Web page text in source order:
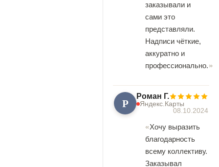
заказывали и
сами это
представляли.
Надписи чёткие,
аккуратно и
профессионально.
Р Роман Г.
Яндекс.Карты
08.10.2024
Хочу выразить
благодарность
всему коллективу.
Заказывал